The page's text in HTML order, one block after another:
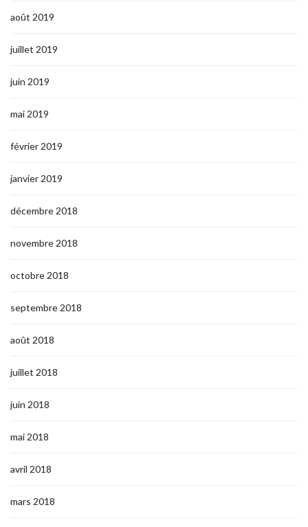
août 2019
juillet 2019
juin 2019
mai 2019
février 2019
janvier 2019
décembre 2018
novembre 2018
octobre 2018
septembre 2018
août 2018
juillet 2018
juin 2018
mai 2018
avril 2018
mars 2018